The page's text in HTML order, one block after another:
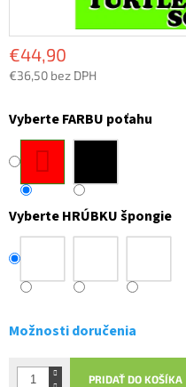
€44,90
€36,50 bez DPH
cena:
Vyberte FARBU poťahu
Vyberte HRÚBKU špongie
Možnosti doručenia
PRIDAŤ DO KOŠÍKA